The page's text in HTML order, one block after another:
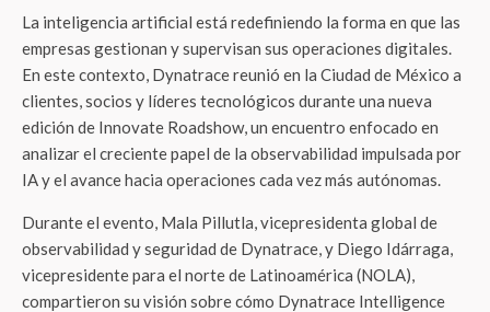
La inteligencia artificial está redefiniendo la forma en que las
empresas gestionan y supervisan sus operaciones digitales.
En este contexto, Dynatrace reunió en la Ciudad de México a
clientes, socios y líderes tecnológicos durante una nueva
edición de Innovate Roadshow, un encuentro enfocado en
analizar el creciente papel de la observabilidad impulsada por
IA y el avance hacia operaciones cada vez más autónomas.
Durante el evento, Mala Pillutla, vicepresidenta global de
observabilidad y seguridad de Dynatrace, y Diego Idárraga,
vicepresidente para el norte de Latinoamérica (NOLA),
compartieron su visión sobre cómo Dynatrace Intelligence